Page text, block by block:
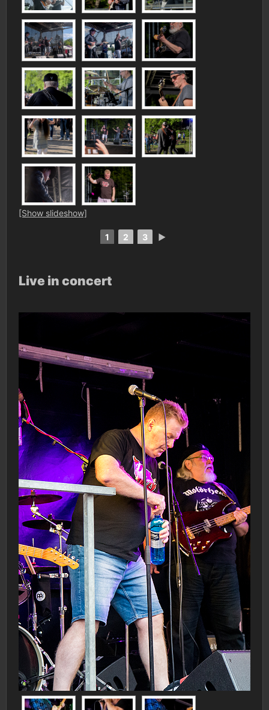
[Show slideshow]
1 2 3 ►
Live in concert